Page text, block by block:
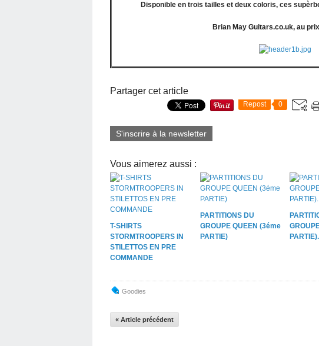
Disponible en trois tailles et deux coloris, ces
Brian May Guitars.co.uk, au
Partager cet article
Repost 0
S'inscrire à la newsletter
Vous aimerez aussi :
T-SHIRTS
STORMTROOPERS IN
STILETTOS EN PRE
COMMANDE
PARTITIONS DU
GROUPE QUEEN (3éme
PARTIE)
PARTIE).
Goodies
« Article précédent